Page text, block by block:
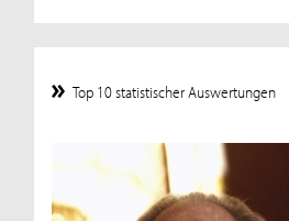
Top 10 statistischer Auswertungen